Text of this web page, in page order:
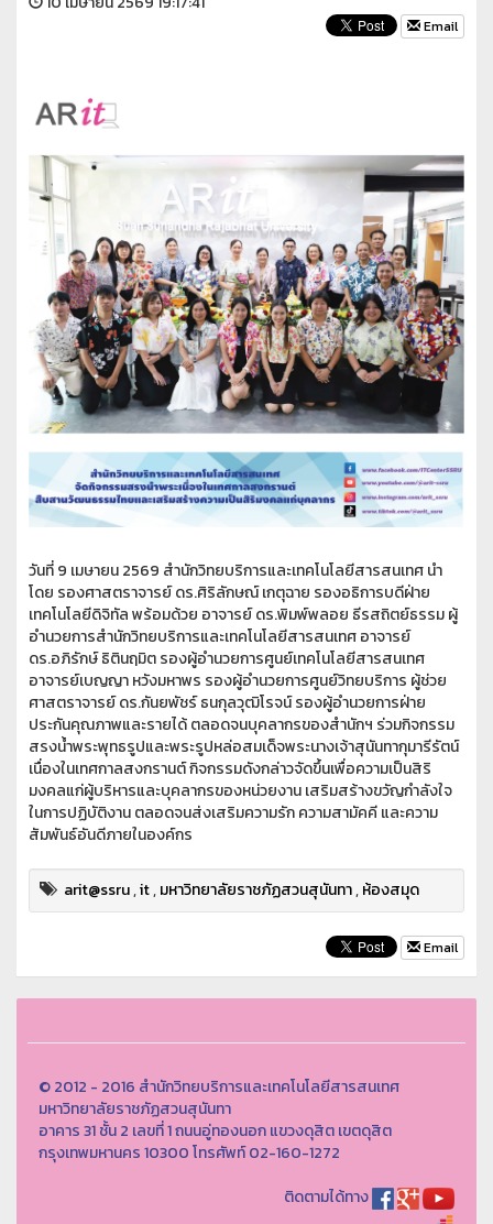
Email
วันที่ 9 เมษายน 2569 สำนักวิทยบริการและเทคโนโลยีสารสนเทศ นำ
โดย รองศาสตราจารย์ ดร.ศิริลักษณ์ เกตุฉาย รองอธิการบดีฝ่าย
เทคโนโลยีดิจิทัล พร้อมด้วย อาจารย์ ดร.พิมพ์พลอย ธีรสถิตย์ธรรม ผู้
อำนวยการสำนักวิทยบริการและเทคโนโลยีสารสนเทศ อาจารย์
ดร.อภิรักษ์ ธิตินฤมิต รองผู้อำนวยการศูนย์เทคโนโลยีสารสนเทศ
อาจารย์เบญญา หวังมหาพร รองผู้อำนวยการศูนย์วิทยบริการ ผู้ช่วย
ศาสตราจารย์ ดร.กันยพัชร์ ธนกุลวุฒิโรจน์ รองผู้อำนวยการฝ่าย
ประกันคุณภาพและรายได้ ตลอดจนบุคลากรของสำนักฯ ร่วมกิจกรรม
สรงน้ำพระพุทธรูปและพระรูปหล่อสมเด็จพระนางเจ้าสุนันทากุมารีรัตน์
เนื่องในเทศกาลสงกรานต์ กิจกรรมดังกล่าวจัดขึ้นเพื่อความเป็นสิริ
มงคลแก่ผู้บริหารและบุคลากรของหน่วยงาน เสริมสร้างขวัญกำลังใจ
ในการปฏิบัติงาน ตลอดจนส่งเสริมความรัก ความสามัคคี และความ
สัมพันธ์อันดีภายในองค์กร
arit@ssru,it,มหาวิทยาลัยราชภัฏสวนสุนันทา,ห้องสมุด
Email
© 2012 - 2016 สำนักวิทยบริการและเทคโนโลยีสารสนเทศ
มหาวิทยาลัยราชภัฏสวนสุนันทา
อาคาร 31 ชั้น 2 เลขที่ 1 ถนนอู่ทองนอก แขวงดุสิต เขตดุสิต
กรุงเทพมหานคร 10300 โทรศัพท์ 02-160-1272
ติดตามได้ทาง